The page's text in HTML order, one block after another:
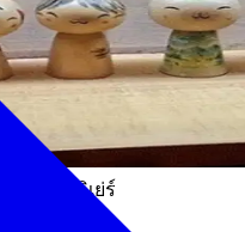
ะ อาเทลิเย่ร์